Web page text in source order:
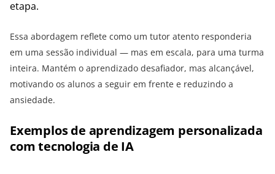
etapa.
Essa abordagem reflete como um tutor atento responderia
em uma sessão individual — mas em escala, para uma turma
inteira. Mantém o aprendizado desafiador, mas alcançável,
motivando os alunos a seguir em frente e reduzindo a
ansiedade.
Exemplos de aprendizagem personalizada
com tecnologia de IA